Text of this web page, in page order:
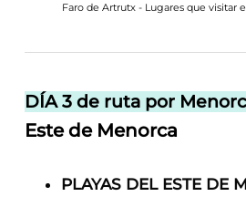
Faro de Artrutx - Lugares que visitar
DÍA 3 de ruta por
Este de Menorca
PLAYAS DEL ESTE DE